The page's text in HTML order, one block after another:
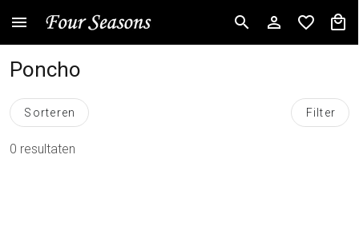
Poncho
Sorteren Filter
0 resultaten